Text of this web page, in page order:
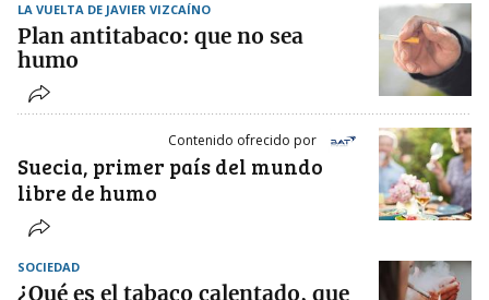
LA VUELTA DE JAVIER VIZCAÍNO
Plan antitabaco: que no sea
humo
Contenido ofrecido por
Suecia, primer país del mundo
libre de humo
SOCIEDAD
¿Qué es el tabaco calentado, que